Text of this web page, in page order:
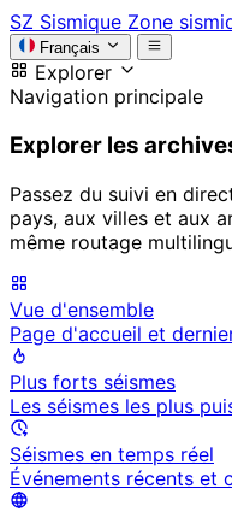
SZ Sismique Zone
Français
Explorer
Navigation principale
Explorer les
Passez du suivi en
pays, aux villes et aux
même routage
Vue d'ensemble
Page d'accueil et
Plus forts séismes
Les séismes les plus
Séismes en temps réel
Événements récents et